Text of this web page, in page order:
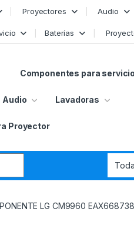
Proyectores Audio
Baterías
Componentes para servicio
Audio Lavadoras
Proyector
LG CM9960